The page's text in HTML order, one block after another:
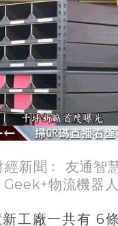
經新聞﹕ 友通智
Geek+物流機器人
工廠一共有 6